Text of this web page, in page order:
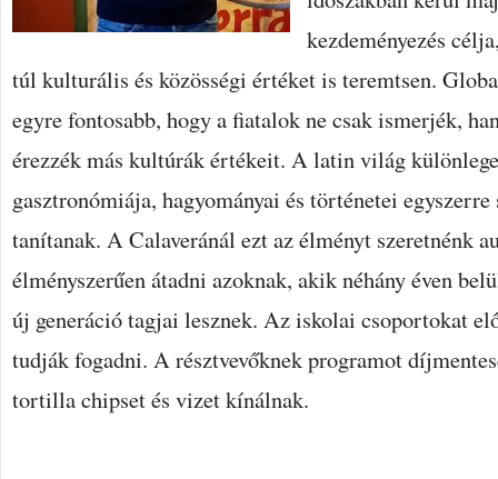
kezdeményezés
túl kulturális és közösségi értéket is teremtsen.
egyre fontosabb, hogy a fiatalok ne csak ismerjék,
érezzék más kultúrák értékeit. A latin világ
gasztronómiája, hagyományai és történetei egyszerre
tanítanak. A Calaveránál ezt az élményt szeretnénk
élményszerűen átadni azoknak, akik néhány éven
új generáció tagjai lesznek. Az iskolai csoportokat
tudják fogadni. A résztvevőknek programot
tortilla chipset és vizet kínálnak.